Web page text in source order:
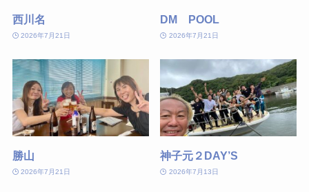
西川名
2026年7月21日
DM POOL
2026年7月21日
勝山
2026年7月21日
神子元２DAY’S
2026年7月13日